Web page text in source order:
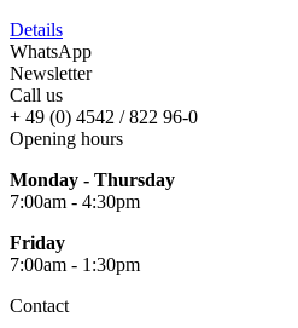
Details
WhatsApp
Newsletter
Call us
+ 49 (0) 4542 / 822 96-0
Opening hours
Monday - Thursday
7:00am - 4:30pm
Friday
7:00am - 1:30pm
Contact